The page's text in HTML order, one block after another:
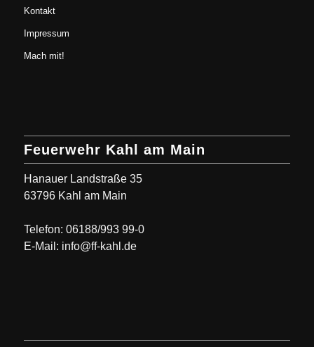
Kontakt
Impressum
Mach mit!
Feuerwehr Kahl am Main
Hanauer Landstraße 35
63796 Kahl am Main
Telefon: 06188/993 99-0
E-Mail: info@ff-kahl.de